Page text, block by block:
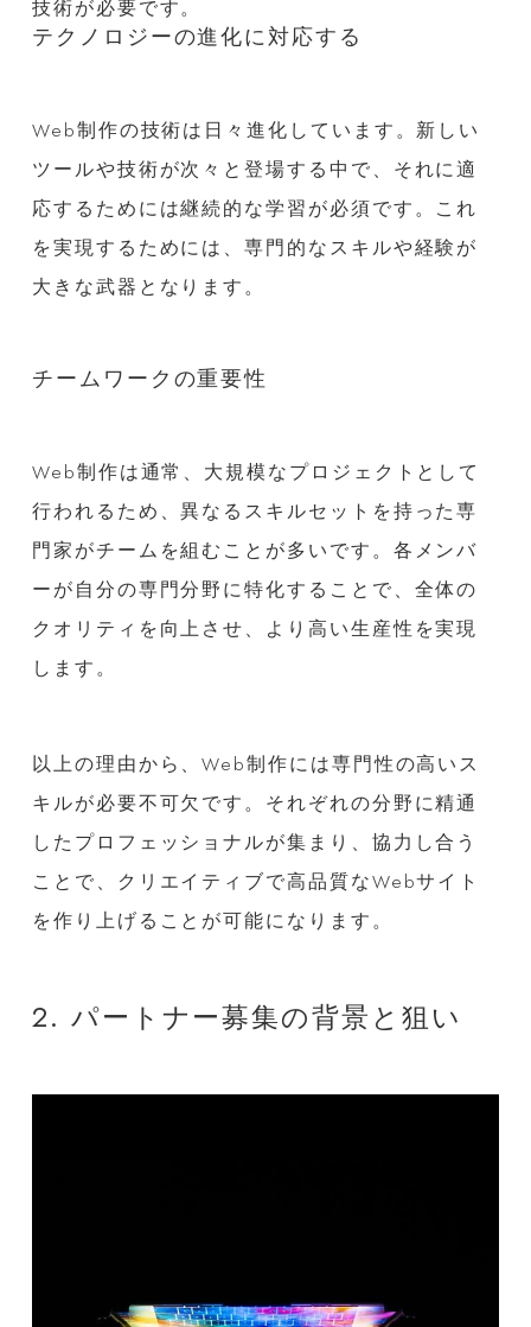
技術が必要です。
テクノロジーの進化に対応する
Web制作の技術は日々進化しています。新しい
ツールや技術が次々と登場する中で、それに適
応するためには継続的な学習が必須です。これ
を実現するためには、専門的なスキルや経験が
大きな武器となります。
チームワークの重要性
Web制作は通常、大規模なプロジェクトとして
行われるため、異なるスキルセットを持った専
門家がチームを組むことが多いです。各メンバ
ーが自分の専門分野に特化することで、全体の
クオリティを向上させ、より高い生産性を実現
します。
以上の理由から、Web制作には専門性の高いス
キルが必要不可欠です。それぞれの分野に精通
したプロフェッショナルが集まり、協力し合う
ことで、クリエイティブで高品質なWebサイト
を作り上げることが可能になります。
2. パートナー募集の背景と狙い